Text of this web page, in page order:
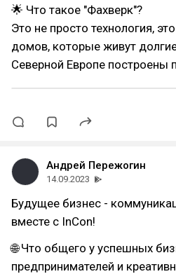
🌟 Что такое "Фахверк"?
Это не просто технология,
домов, которые живут
Северной Европе построены
Андрей Пережогин
14.09.2023
Будущее бизнес -
вместе с InCon!
🌐 Что общего у успешных
предпринимателей и